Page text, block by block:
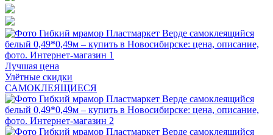
Лучшая цена
Улётные скидки
САМОКЛЕЯЩИЕСЯ